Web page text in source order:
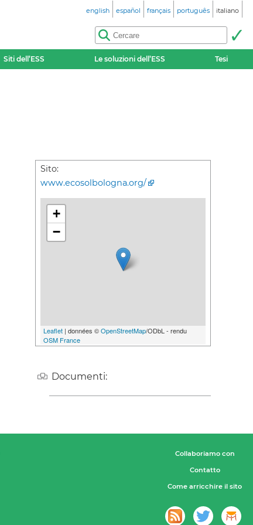
english español français português italiano
Siti dell’ESS Le soluzioni dell’ESS Tesi
Sito:
www.ecosolbologna.org/
+
−
Leaflet | données ©OpenStreetMap/ODbL - rendu
OSM France
Documenti:
Collaboriamo con
Contatto
Come arricchire il sito